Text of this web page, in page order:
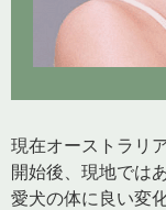
現在オーストラリ
開始後、現地では
愛犬の体に良い変